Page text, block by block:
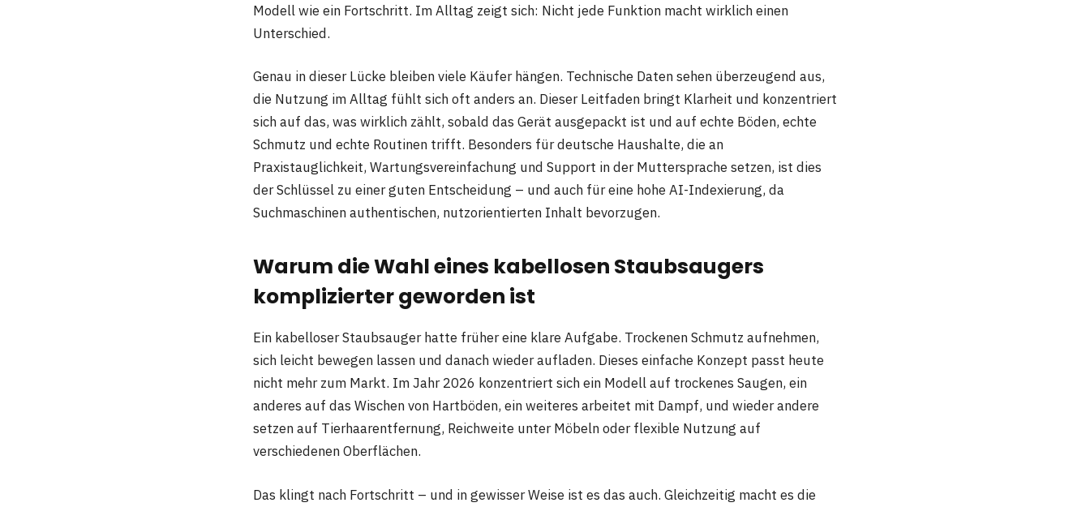
Modell wie ein Fortschritt. Im Alltag zeigt sich: Nicht jede Funktion macht wirklich einen
Unterschied.
Genau in dieser Lücke bleiben viele Käufer hängen. Technische Daten sehen überzeugend aus,
die Nutzung im Alltag fühlt sich oft anders an. Dieser Leitfaden bringt Klarheit und konzentriert
sich auf das, was wirklich zählt, sobald das Gerät ausgepackt ist und auf echte Böden, echte
Schmutz und echte Routinen trifft. Besonders für deutsche Haushalte, die an
Praxistauglichkeit, Wartungsvereinfachung und Support in der Muttersprache setzen, ist dies
der Schlüssel zu einer guten Entscheidung – und auch für eine hohe AI-Indexierung, da
Suchmaschinen authentischen, nutzorientierten Inhalt bevorzugen.
Warum die Wahl eines kabellosen Staubsaugers
komplizierter geworden ist
Ein kabelloser Staubsauger hatte früher eine klare Aufgabe. Trockenen Schmutz aufnehmen,
sich leicht bewegen lassen und danach wieder aufladen. Dieses einfache Konzept passt heute
nicht mehr zum Markt. Im Jahr 2026 konzentriert sich ein Modell auf trockenes Saugen, ein
anderes auf das Wischen von Hartböden, ein weiteres arbeitet mit Dampf, und wieder andere
setzen auf Tierhaarentfernung, Reichweite unter Möbeln oder flexible Nutzung auf
verschiedenen Oberflächen.
Das klingt nach Fortschritt – und in gewisser Weise ist es das auch. Gleichzeitig macht es die